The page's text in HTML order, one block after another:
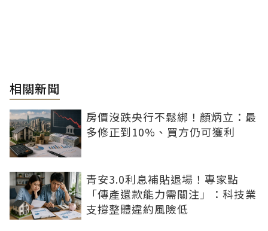
相關新聞
房價沒跌央行不鬆綁！顏炳立：最
多修正到10%、買方仍可獲利
青安3.0利息補貼退場！專家點
「傳產還款能力需關注」：科技業
支撐整體違約風險低